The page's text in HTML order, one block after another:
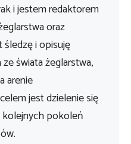
i jestem redaktorem
oraz
i opisuję
świata żeglarstwa,
arenie
jest dzielenie się
kolejnych pokoleń